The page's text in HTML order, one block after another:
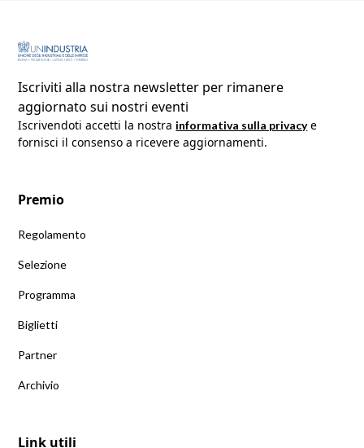
Iscriviti alla nostra newsletter per rimanere
aggiornato sui nostri eventi
Iscrivendoti accetti la nostra informativa sulla privacy e
fornisci il consenso a ricevere aggiornamenti.
Premio
Regolamento
Selezione
Programma
Biglietti
Partner
Archivio
Link utili